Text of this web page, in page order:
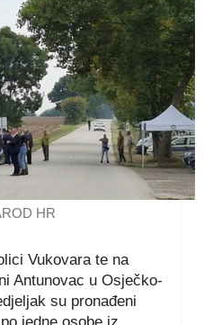
HR
Vukovara te na
Antunovac u Osječko-
su pronađeni